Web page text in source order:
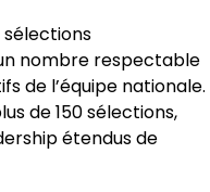
sélections
nombre respectable
de l’équipe nationale.
de 150 sélections,
étendus de